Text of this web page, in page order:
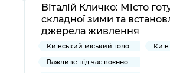
Віталій Кличко: Місто
складної зими та
джерела живлення
Київський міський голова
Важливе під час воєнного стану